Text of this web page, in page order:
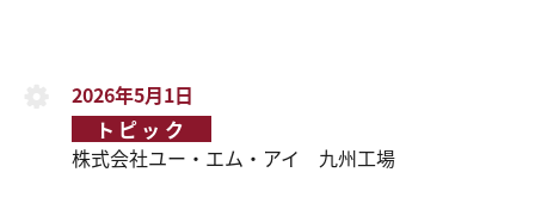
2026年5月1日
トピック
株式会社ユー・エム・アイ 九州工場